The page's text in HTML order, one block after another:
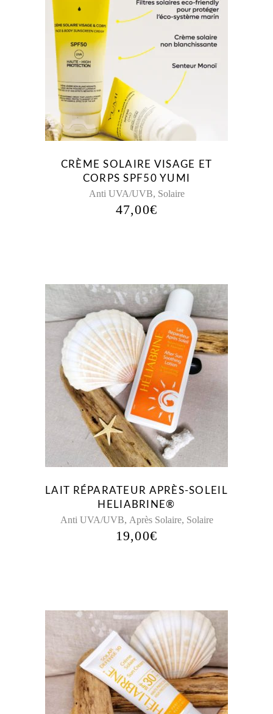
CRÈME SOLAIRE VISAGE ET
CORPS SPF50 YUMI
Anti UVA/UVB, Solaire
47,00€
LAIT RÉPARATEUR APRÈS-SOLEIL
HELIABRINE®
Anti UVA/UVB, Après Solaire, Solaire
19,00€